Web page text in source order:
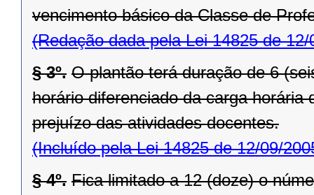
vencimento básico da Classe de
(Redação dada pela Lei 14825 de 12/
§ 3º. O plantão terá duração de 6
horário diferenciado da carga
prejuízo das atividades docentes.
(Incluído pela Lei 14825 de 12/09/
§ 4º. Fica limitado a 12 (doze) o